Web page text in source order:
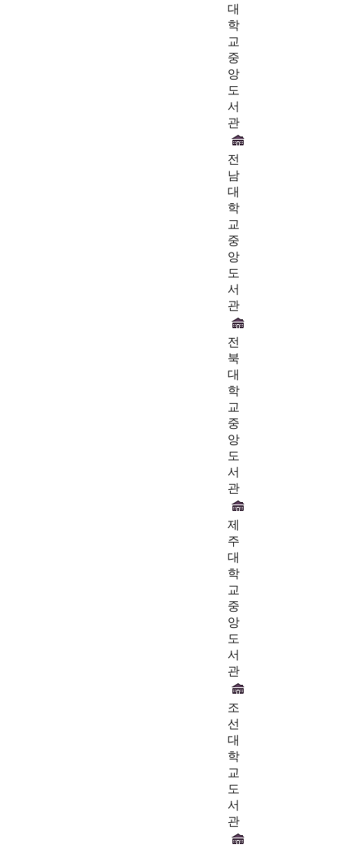
대
학
교
중
앙
도
서
관
전
남
대
학
교
중
앙
도
서
관
전
북
대
학
교
중
앙
도
서
관
제
주
대
학
교
중
앙
도
서
관
조
선
대
학
교
도
서
관